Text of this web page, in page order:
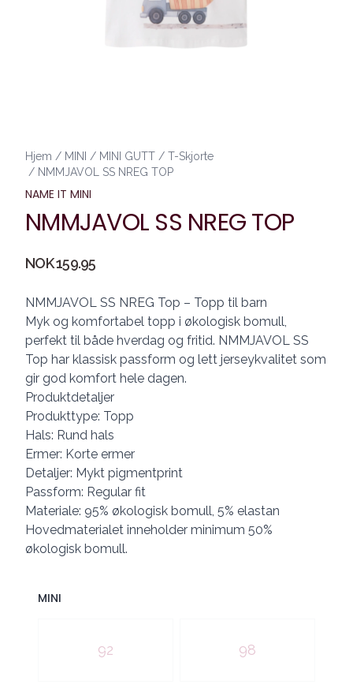
Hjem / MINI / MINI GUTT / T-Skjorte
/ NMMJAVOL SS NREG TOP
NAME IT MINI
NMMJAVOL SS NREG TOP
Produktdetaljer
NOK 159.95
Description
NMMJAVOL SS NREG Top – Topp til barn
Myk og komfortabel topp i økologisk bomull,
perfekt til både hverdag og fritid. NMMJAVOL SS
Top har klassisk passform og lett jerseykvalitet som
gir god komfort hele dagen.
Produktdetaljer
Produkttype: Topp
Hals: Rund hals
Ermer: Korte ermer
Detaljer: Mykt pigmentprint
Passform: Regular fit
Materiale: 95% økologisk bomull, 5% elastan
Hovedmaterialet inneholder minimum 50%
økologisk bomull.
MINI
92 98